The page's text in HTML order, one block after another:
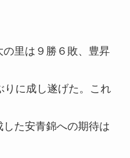
里は９勝６敗、豊昇
りに成し遂げた。これ
た安青錦への期待は